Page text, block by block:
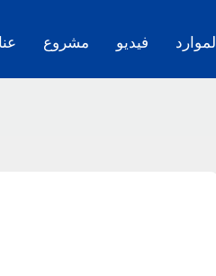
عنا مشروع فيديو الموارد